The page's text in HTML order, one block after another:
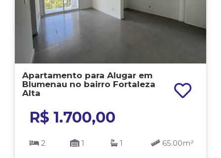
Apartamento para Alugar em
Blumenau no bairro Fortaleza
Alta
R$ 1.700,00
2 1 1 65.00m²